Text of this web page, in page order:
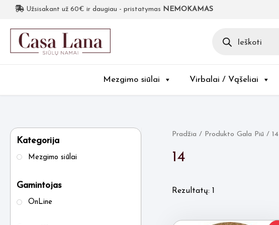
Užsisakant už 60€ ir daugiau - pristatymas NEMOKAMAS
search
Mezgimo siūlai Virbalai / Vąšeliai
Kategorija
Mezgimo siūlai
Gamintojas
OnLine
Pradžia / Produkto Gala Piū / 14
14
Rezultatų: 1